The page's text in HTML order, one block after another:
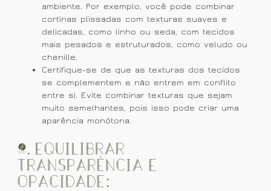
ambiente. Por exemplo, você pode combinar
cortinas plissadas com texturas suaves e
delicadas, como linho ou seda, com tecidos
mais pesados e estruturados, como veludo ou
chenille.
Certifique-se de que as texturas dos tecidos
se complementem e não entrem em conflito
entre si. Evite combinar texturas que sejam
muito semelhantes, pois isso pode criar uma
aparência monótona.
3. Equilibrar
Transparência e
Opacidade: